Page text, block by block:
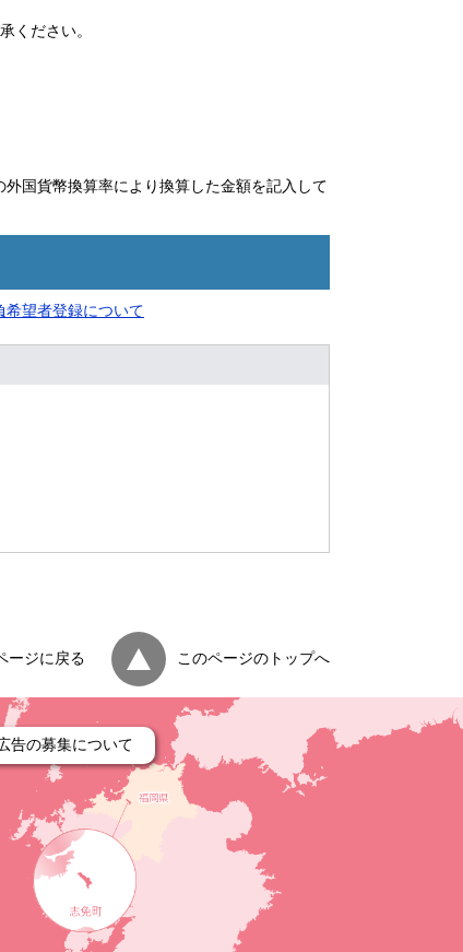
ください。
国貨幣換算率により換算した金額を記入して
望者登録について
ージに戻る このページのトップへ
告の募集について